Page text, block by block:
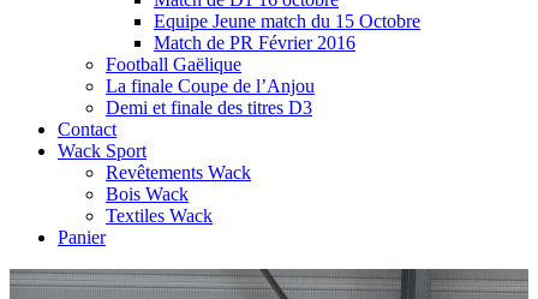
Equipe Jeune match du 15 Octobre
Match de PR Février 2016
Football Gaëlique
La finale Coupe de l’Anjou
Demi et finale des titres D3
Contact
Wack Sport
Revêtements Wack
Bois Wack
Textiles Wack
Panier